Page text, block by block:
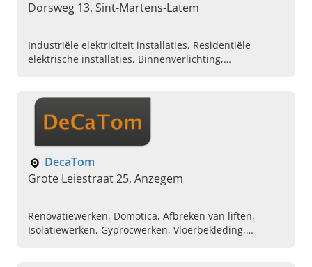
Dorsweg 13, Sint-Martens-Latem
Industriële elektriciteit installaties, Residentiële
elektrische installaties, Binnenverlichting,
keuringen
DecaTom
Grote Leiestraat 25, Anzegem
Renovatiewerken, Domotica, Afbreken van liften,
Isolatiewerken, Gyprocwerken, Vloerbekleding,